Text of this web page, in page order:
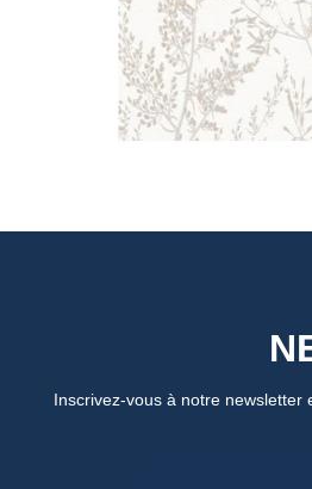
Inscrivez-vous à notre newsletter